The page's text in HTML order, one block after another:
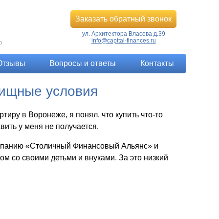
Заказать обратный звонок
ул. Архитектора Власова д.39
info@capital-finances.ru
Вопросы и ответы Контакты
условия
в Воронеже, я понял, что купить что-то
у меня не получается.
«Столичный Финансовый Альянс» и
со своими детьми и внуками. За это низкий